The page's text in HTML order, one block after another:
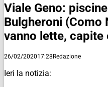
Viale Geno:
Bulgheroni (Como
vanno lette, capite
26/02/202017:28Redazione
Ieri la notizia: